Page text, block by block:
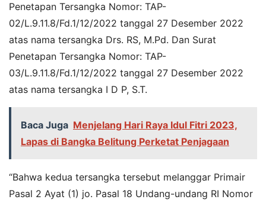
Penetapan Tersangka Nomor: TAP-
02/L.9.11.8/Fd.1/12/2022 tanggal 27 Desember 2022
atas nama tersangka Drs. RS, M.Pd. Dan Surat
Penetapan Tersangka Nomor: TAP-
03/L.9.11.8/Fd.1/12/2022 tanggal 27 Desember 2022
atas nama tersangka I D P, S.T.
Baca Juga Menjelang Hari Raya Idul Fitri 2023,
Lapas di Bangka Belitung Perketat Penjagaan
“Bahwa kedua tersangka tersebut melanggar Primair
Pasal 2 Ayat (1) jo. Pasal 18 Undang-undang RI Nomor